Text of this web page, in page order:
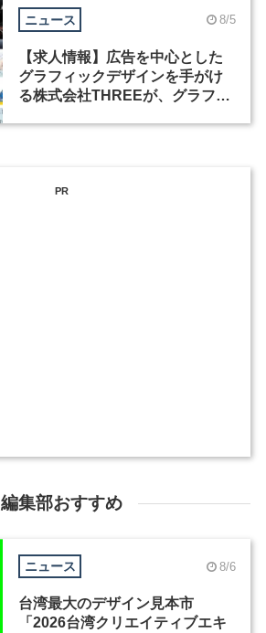
ニュース 8/5
【求人情報】広告を中心とした
グラフィックデザインを手がけ
る株式会社THREEが、グラフィ
PR
編集部おすすめ
ニュース 8/6
台湾最大のデザイン見本市
「2026台湾クリエイティブエキ